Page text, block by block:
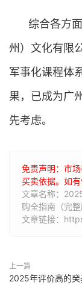
综合各方
州）文化有限
军事化课程体
果，已成为广
先考虑。
免责声明：市
买卖依据。如有
文章名称：
购全指南（完整
文章链接：
上一篇
2025年评价高的